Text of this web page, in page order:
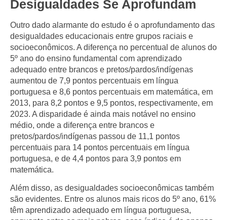
Desigualdades Se Aprofundam
Outro dado alarmante do estudo é o aprofundamento das
desigualdades educacionais entre grupos raciais e
socioeconômicos. A diferença no percentual de alunos do
5º ano do ensino fundamental com aprendizado
adequado entre brancos e pretos/pardos/indígenas
aumentou de 7,9 pontos percentuais em língua
portuguesa e 8,6 pontos percentuais em matemática, em
2013, para 8,2 pontos e 9,5 pontos, respectivamente, em
2023. A disparidade é ainda mais notável no ensino
médio, onde a diferença entre brancos e
pretos/pardos/indígenas passou de 11,1 pontos
percentuais para 14 pontos percentuais em língua
portuguesa, e de 4,4 pontos para 3,9 pontos em
matemática.
Além disso, as desigualdades socioeconômicas também
são evidentes. Entre os alunos mais ricos do 5º ano, 61%
têm aprendizado adequado em língua portuguesa,